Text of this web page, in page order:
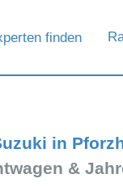
finden
in
&